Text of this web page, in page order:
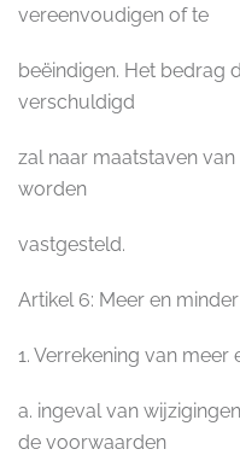
vereenvoudigen of te
beëindigen. Het bedrag
verschuldigd
zal naar maatstaven
worden
vastgesteld.
Artikel 6: Meer en
1. Verrekening van
a. ingeval van
de voorwaarden